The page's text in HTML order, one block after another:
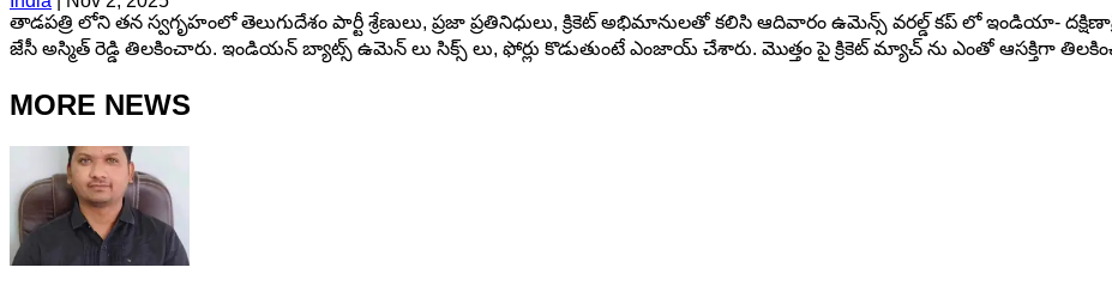
తాడపత్రి లోని తన స్వగృహంలో తెలుగుదేశం పార్టీ శ్రేణులు, ప్రజా ప్రతినిధులు, క్రికెట్ అభిమానులతో కలిసి ఆదివారం ఉమెన్స్ వరల్డ్ కప్ లో ఇండియా-
జేసీ అస్మిత్ రెడ్డి తిలకించారు. ఇండియన్ బ్యాట్స్ ఉమెన్ లు సిక్స్ లు, ఫోర్లు కొడుతుంటే ఎంజాయ్ చేశారు. మొత్తం పై క్రికెట్ మ్యాచ్ ను ఎంతో ఆసక్తిగా
MORE NEWS